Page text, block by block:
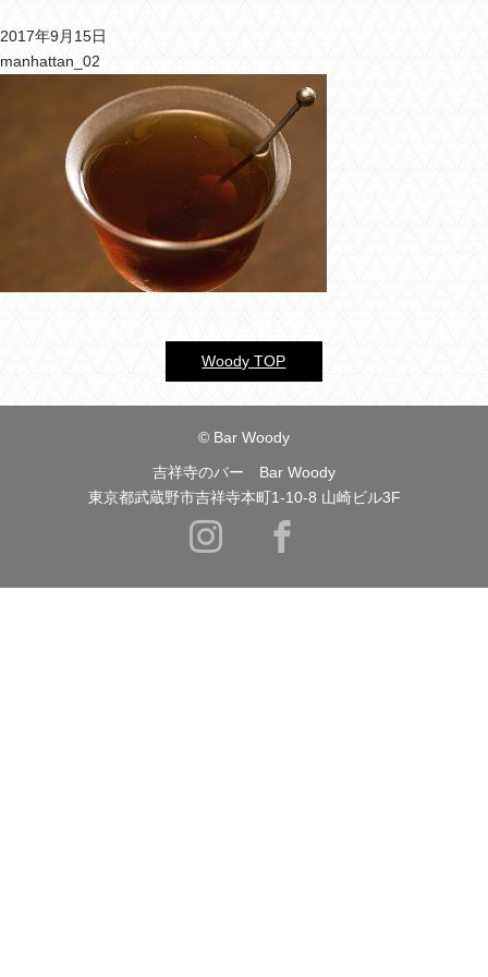
バー ウッディについて
メニュー＆料金
おすすめカクテル
交通のご案内
フォトギャラリー
過去のブログ
2017年9月15日
manhattan_02
Woody TOP
© Bar Woody
吉祥寺のバー Bar Woody
東京都武蔵野市吉祥寺本町1-10-8 山崎ビル3F